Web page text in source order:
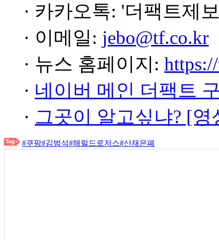
· 카카오톡: '더팩트제
· 이메일: jebo@tf.co.kr
· 뉴스 홈페이지:
· 네이버 메인 더팩트
· 그곳이 알고싶냐? [
#쿠팡#김범석#해럴드로저스#산재은폐